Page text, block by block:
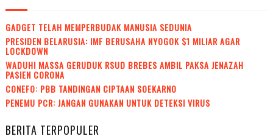
GADGET TELAH MEMPERBUDAK MANUSIA SEDUNIA
PRESIDEN BELARUSIA: IMF BERUSAHA NYOGOK $1 MILIAR AGAR
LOCKDOWN
WADUH! MASSA GERUDUK RSUD BREBES AMBIL PAKSA JENAZAH
PASIEN CORONA
CONEFO: PBB TANDINGAN CIPTAAN SOEKARNO
PENEMU PCR: JANGAN GUNAKAN UNTUK DETEKSI VIRUS
BERITA TERPOPULER